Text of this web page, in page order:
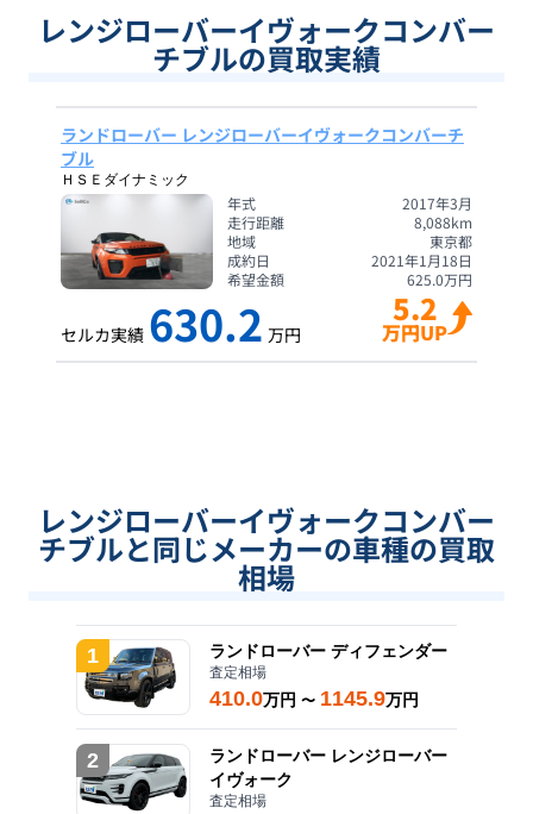
レンジローバーイヴォークコンバー
チブルの買取実績
ランドローバー レンジローバーイヴォークコンバーチ
ブル
ＨＳＥダイナミック
年式
2017年3月
走行距離
8,088km
地域
東京都
成約日
2021年1月18日
希望金額
625.0万円
セルカ実績 630.2 万円
5.2
万円UP
レンジローバーイヴォークコンバー
チブルと同じメーカーの車種の買取
相場
1 ランドローバー ディフェンダー
査定相場
410.0万円 〜 1145.9万円
2 ランドローバー レンジローバー
イヴォーク
査定相場